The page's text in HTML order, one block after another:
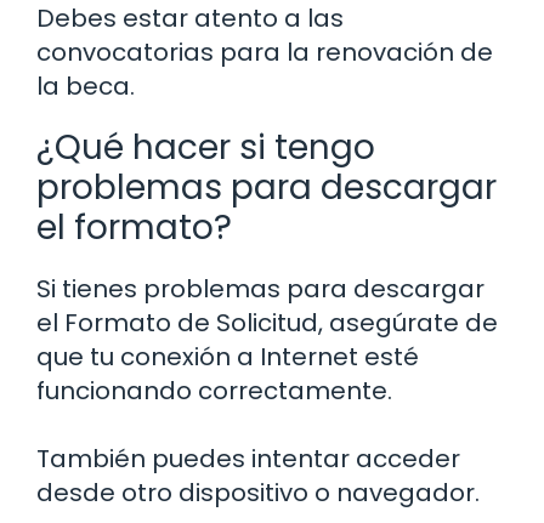
Debes estar atento a las
convocatorias para la renovación de
la beca.
¿Qué hacer si tengo
problemas para descargar
el formato?
Si tienes problemas para descargar
el Formato de Solicitud, asegúrate de
que tu conexión a Internet esté
funcionando correctamente.
También puedes intentar acceder
desde otro dispositivo o navegador.